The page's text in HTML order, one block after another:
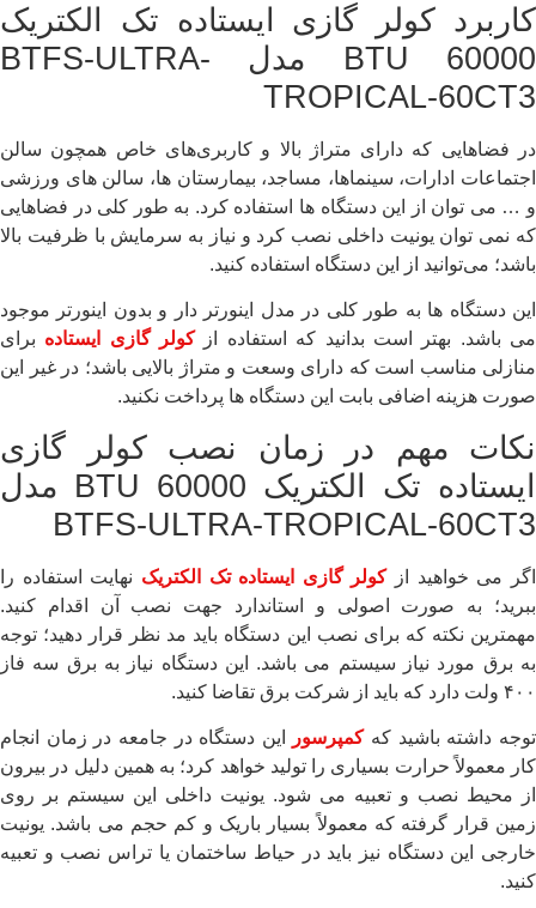
کاربرد کولر گازی ایستاده تک الکتریک
60000 BTU مدل BTFS-ULTRA-
TROPICAL-60CT3
در فضاهایی که دارای متراژ بالا و کاربری‌های خاص همچون سالن
اجتماعات ادارات، سینماها، مساجد، بیمارستان ها، سالن های ورزشی
و … می توان از این دستگاه ها استفاده کرد. به طور کلی در فضاهایی
که نمی توان یونیت داخلی نصب کرد و نیاز به سرمایش با ظرفیت بالا
باشد؛ می‌توانید از این دستگاه استفاده کنید.
این دستگاه ها به طور کلی در مدل اینورتر دار و بدون اینورتر موجود
می باشد. بهتر است بدانید که استفاده از
کولر گازی ایستاده برای
منازلی مناسب است که دارای وسعت و متراژ بالایی باشد؛ در غیر این
صورت هزینه اضافی بابت این دستگاه ها پرداخت نکنید.
نکات مهم در زمان نصب کولر گازی
ایستاده تک الکتریک 60000 BTU مدل
BTFS-ULTRA-TROPICAL-60CT3
اگر می خواهید ازکولر گازی ایستاده تک الکتریک نهایت استفاده را
ببرید؛ به صورت اصولی و استاندارد جهت نصب آن اقدام کنید.
مهمترین نکته که برای نصب این دستگاه باید مد نظر قرار دهید؛ توجه
به برق مورد نیاز سیستم می باشد. این دستگاه نیاز به برق سه فاز
۴۰۰ ولت دارد که باید از شرکت برق تقاضا کنید.
توجه داشته باشید کهکمپرسور
این دستگاه در جامعه در زمان انجام
کار معمولاً حرارت بسیاری را تولید خواهد کرد؛ به همین دلیل در بیرون
از محیط نصب و تعبیه می شود. یونیت داخلی این سیستم بر روی
زمین قرار گرفته که معمولاً بسیار باریک و کم حجم می باشد. یونیت
خارجی این دستگاه نیز باید در حیاط ساختمان یا تراس نصب و تعبیه
کنید.